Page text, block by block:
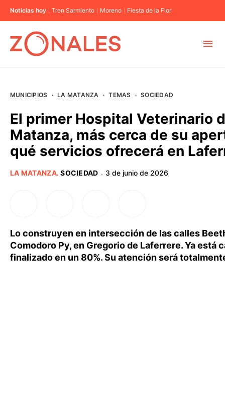
Noticias hoy Tren Sarmiento Moreno Fiesta de la Flor
BUENOS AIRES
MUNICIPIOS · LA MATANZA · TEMAS · SOCIEDAD
El primer Hospital Veterinario
Matanza, más cerca de su
qué servicios ofrecerá en
LA MATANZA.SOCIEDAD · 3 de junio de 2026
Lo construyen en intersección de las calles
Comodoro Py, en Gregorio de Laferrere. Ya está
finalizado en un 80%. Su atención será